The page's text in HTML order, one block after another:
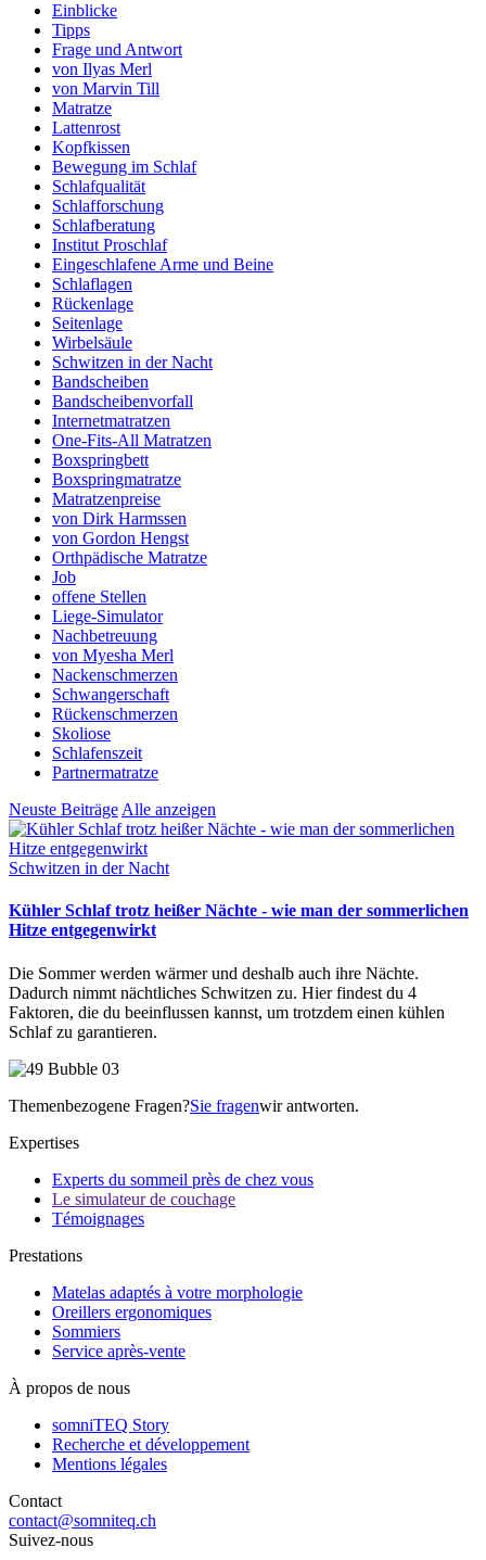
Einblicke
Tipps
Frage und Antwort
von Ilyas Merl
von Marvin Till
Matratze
Lattenrost
Kopfkissen
Bewegung im Schlaf
Schlafqualität
Schlafforschung
Schlafberatung
Institut Proschlaf
Eingeschlafene Arme und Beine
Schlaflagen
Rückenlage
Seitenlage
Wirbelsäule
Schwitzen in der Nacht
Bandscheiben
Bandscheibenvorfall
Internetmatratzen
One-Fits-All Matratzen
Boxspringbett
Boxspringmatratze
Matratzenpreise
von Dirk Harmssen
von Gordon Hengst
Orthpädische Matratze
Job
offene Stellen
Liege-Simulator
Nachbetreuung
von Myesha Merl
Nackenschmerzen
Schwangerschaft
Rückenschmerzen
Skoliose
Schlafenszeit
Partnermatratze
Neuste Beiträge Alle anzeigen
Schwitzen in der Nacht
Kühler Schlaf trotz heißer Nächte - wie man der sommerlichen
Hitze entgegenwirkt
Die Sommer werden wärmer und deshalb auch ihre Nächte.
Dadurch nimmt nächtliches Schwitzen zu. Hier findest du 4
Faktoren, die du beeinflussen kannst, um trotzdem einen kühlen
Schlaf zu garantieren.
Themenbezogene Fragen?Sie fragenwir antworten.
Expertises
Experts du sommeil près de chez vous
Le simulateur de couchage
Témoignages
Prestations
Matelas adaptés à votre morphologie
Oreillers ergonomiques
Sommiers
Service après-vente
À propos de nous
somniTEQ Story
Recherche et développement
Mentions légales
Contact
contact@somniteq.ch
Suivez-nous